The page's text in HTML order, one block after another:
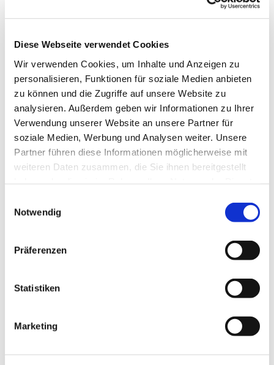
Diese Webseite verwendet Cookies
Wir verwenden Cookies, um Inhalte und Anzeigen zu
personalisieren, Funktionen für soziale Medien anbieten
zu können und die Zugriffe auf unsere Website zu
analysieren. Außerdem geben wir Informationen zu Ihrer
Verwendung unserer Website an unsere Partner für
soziale Medien, Werbung und Analysen weiter. Unsere
Partner führen diese Informationen möglicherweise mit
weiteren Daten zusammen, die Sie ihnen bereitgestellt
Notwendig
Präferenzen
Statistiken
Marketing